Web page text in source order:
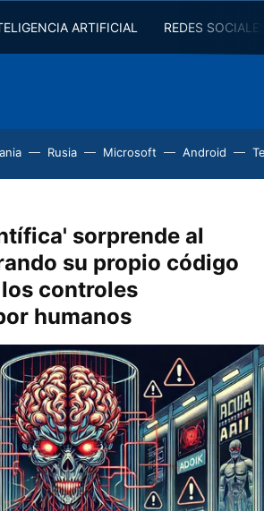
ARTIFICIAL REDES
Rusia Microsoft Android
sorprende al
su propio código
controles
humanos